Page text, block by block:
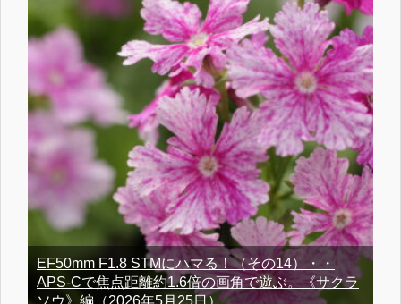
EF50mm F1.8 STMにハマる！（その14）・・
APS-Cで焦点距離約1.6倍の画角で遊ぶ。《サクラ
ソウ》編 （2026年5月25日）